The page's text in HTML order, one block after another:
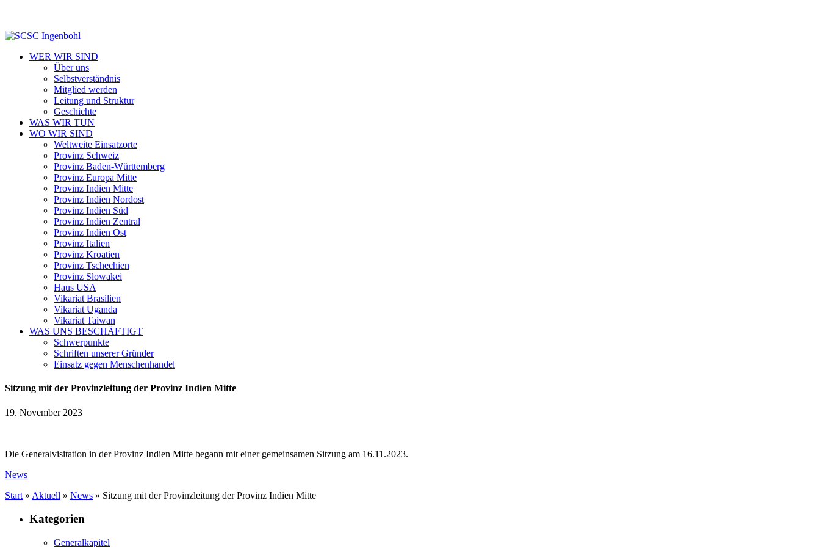
WER WIR SIND
Über uns
Selbstverständnis
Mitglied werden
Leitung und Struktur
Geschichte
WAS WIR TUN
WO WIR SIND
Weltweite Einsatzorte
Provinz Schweiz
Provinz Baden-Württemberg
Provinz Europa Mitte
Provinz Indien Mitte
Provinz Indien Nordost
Provinz Indien Süd
Provinz Indien Zentral
Provinz Indien Ost
Provinz Italien
Provinz Kroatien
Provinz Tschechien
Provinz Slowakei
Haus USA
Vikariat Brasilien
Vikariat Uganda
Vikariat Taiwan
WAS UNS BESCHÄFTIGT
Schwerpunkte
Schriften unserer Gründer
Einsatz gegen Menschenhandel
Sitzung mit der Provinzleitung der Provinz Indien Mitte
19. November 2023
Die Generalvisitation in der Provinz Indien Mitte begann mit einer gemeinsamen Sitzung am 16.11.2023.
News
Start » Aktuell » News » Sitzung mit der Provinzleitung der Provinz Indien Mitte
Kategorien
Generalkapitel